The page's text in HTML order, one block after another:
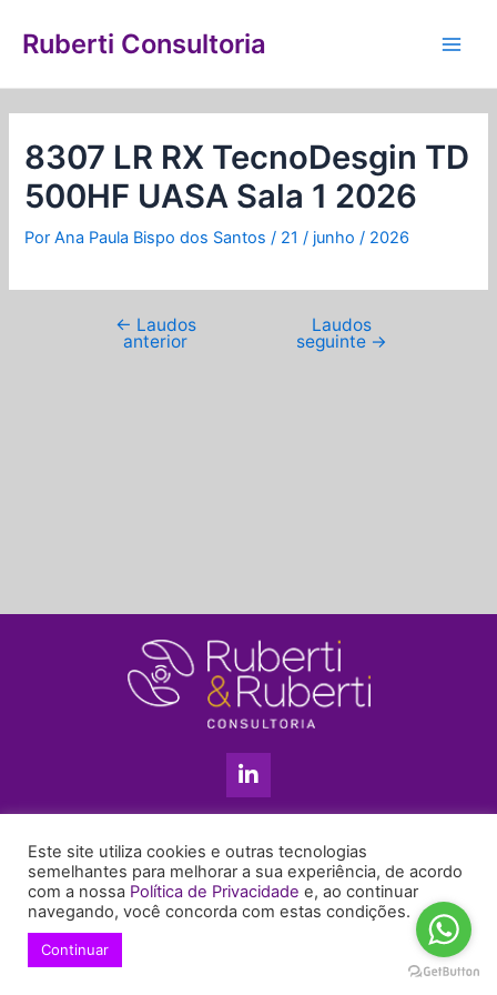
para
conteúdo
Ruberti Consultoria
8307 LR RX TecnoDesgin TD
500HF UASA Sala 1 2026
PorAna Paula Bispo dos Santos/ 21 / junho / 2026
de
← Laudos
anterior
Laudos
seguinte →
L
i
n
e
d
i
n
+55 11 99655-6439
enyruberti@ruberticonsultoria.com.br
Este site utiliza cookies e outras tecnologias
semelhantes para melhorar a sua experiência, de acordo
com a nossa Política de Privacidade e, ao continuar
navegando, você concorda com estas condições.
Continuar